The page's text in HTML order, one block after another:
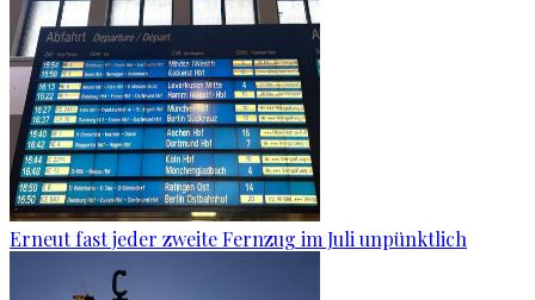
Erneut fast jeder zweite Fernzug im Juli unpünktlich